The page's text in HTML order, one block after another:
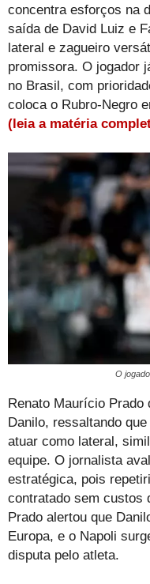
concentra esforços na
saída de David Luiz e
lateral e zagueiro
promissora. O jogador
no Brasil, com
coloca o Rubro-Negro
(leia a matéria
O
Renato Maurício Prado
Danilo, ressaltando
atuar como lateral,
equipe. O jornalista
estratégica, pois
contratado sem custos
Prado alertou que
Europa, e o Napoli
disputa pelo atleta.